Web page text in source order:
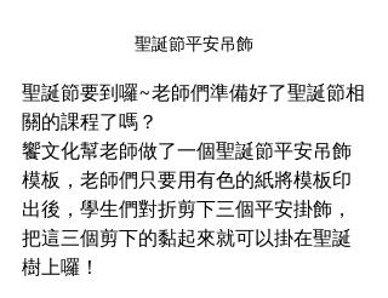
聖誕節平安吊飾
聖誕節要到囉~老師們準備好了聖誕節相
關的課程了嗎？
饗文化幫老師做了一個聖誕節平安吊飾
模板，老師們只要用有色的紙將模板印
出後，學生們對折剪下三個平安掛飾，
把這三個剪下的黏起來就可以掛在聖誕
樹上囉！